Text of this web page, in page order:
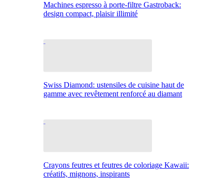
Machines espresso à porte-filtre Gastroback:
design compact, plaisir illimité
Swiss Diamond: ustensiles de cuisine haut de
gamme avec revêtement renforcé au diamant
Crayons feutres et feutres de coloriage Kawaii:
créatifs, mignons, inspirants